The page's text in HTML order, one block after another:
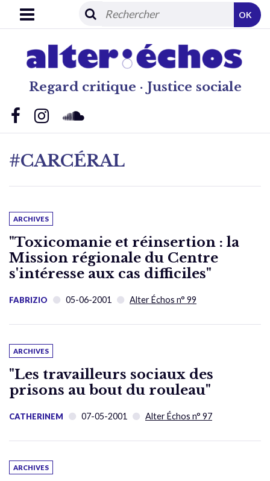
Regard critique · Justice sociale
OK
#CARCÉRAL
ARCHIVES
"Toxicomanie et réinsertion : la
Mission régionale du Centre
s'intéresse aux cas difficiles"
FABRIZIO 05-06-2001 Alter Échos n° 99
ARCHIVES
"Les travailleurs sociaux des
prisons au bout du rouleau"
CATHERINEM 07-05-2001 Alter Échos n° 97
ARCHIVES